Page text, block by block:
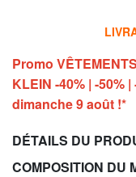
Promo
KLEIN -40% | -50%
dimanche 9 août !*
DÉTAILS DU
COMPOSITION DU